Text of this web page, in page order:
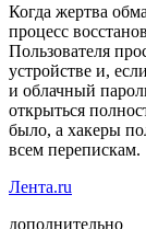
Когда жертва
процесс
Пользователя
устройстве и,
и облачный
открыться
было, а хакеры
всем перепискам.
Лента.ru
дополнительно